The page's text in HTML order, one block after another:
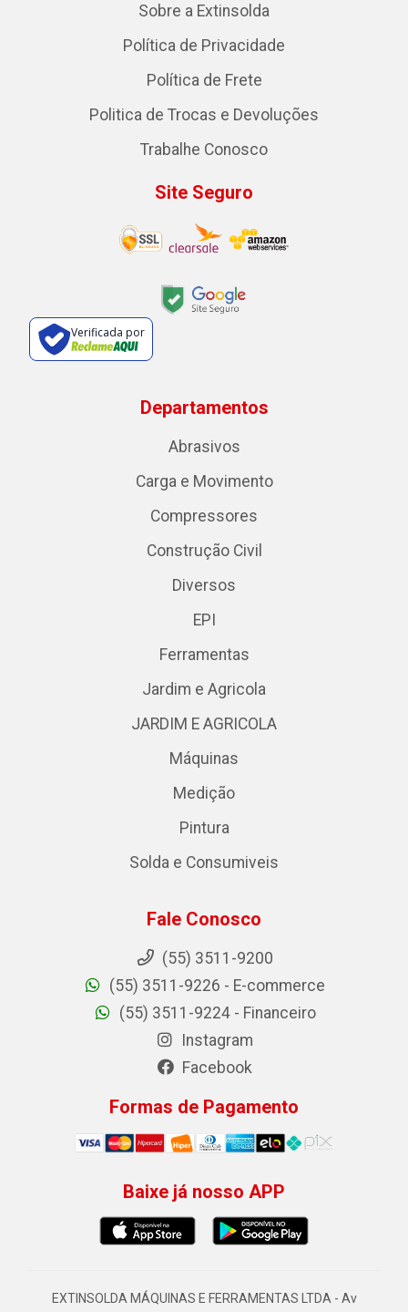
Sobre a Extinsolda
Política de Privacidade
Política de Frete
Politica de Trocas e Devoluções
Trabalhe Conosco
Site Seguro
Verificada por
Departamentos
Abrasivos
Carga e Movimento
Compressores
Construção Civil
Diversos
EPI
Ferramentas
Jardim e Agricola
JARDIM E AGRICOLA
Máquinas
Medição
Pintura
Solda e Consumiveis
Fale Conosco
(55) 3511-9200
(55) 3511-9226 - E-commerce
(55) 3511-9224 - Financeiro
Instagram
Facebook
Formas de Pagamento
Baixe já nosso APP
EXTINSOLDA MÁQUINAS E FERRAMENTAS LTDA - Av